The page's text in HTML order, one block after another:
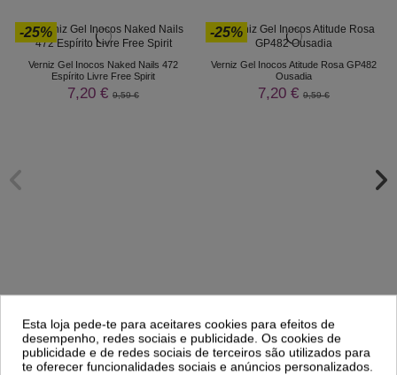
-25%
Verniz Gel Inocos Naked Nails 472
Espírito Livre Free Spirit
7,20 € 9,59 €
Comprar
-25%
Verniz Gel Inocos Atitude Rosa GP482
Ousadia
7,20 € 9,59 €
Comprar
Esta loja pede-te para aceitares cookies para efeitos de
desempenho, redes sociais e publicidade. Os cookies de
publicidade e de redes sociais de terceiros são utilizados para
te oferecer funcionalidades sociais e anúncios personalizados.